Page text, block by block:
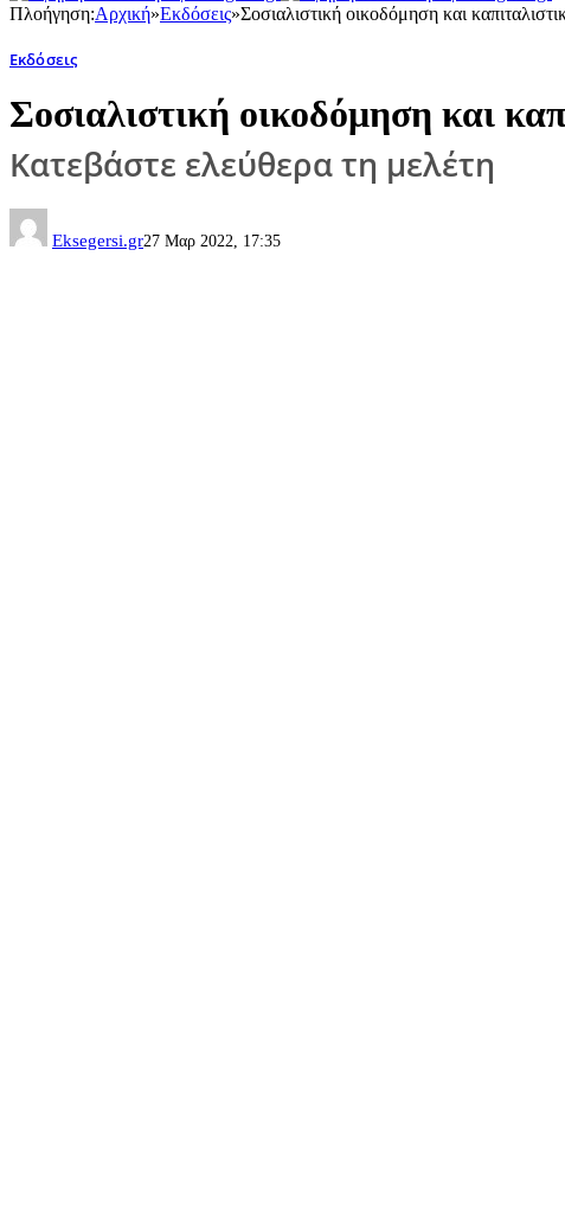
Πλοήγηση:Αρχική»Εκδόσεις»Σοσιαλιστική οικοδόμηση και
Εκδόσεις
Σοσιαλιστική οικοδόμηση και
Κατεβάστε ελεύθερα τη μελέτη
Eksegersi.gr27 Μαρ 2022, 17:35